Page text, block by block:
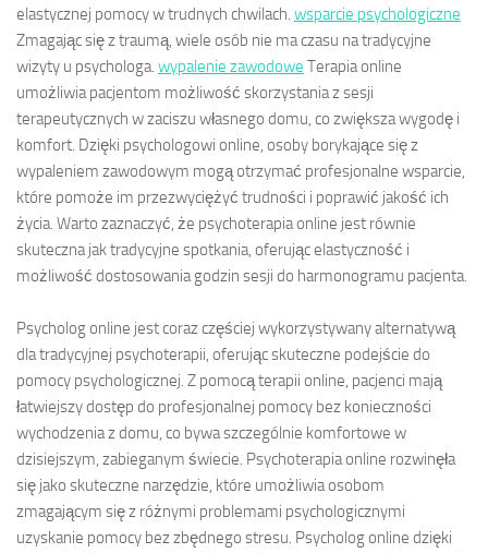
elastycznej pomocy w trudnych chwilach. wsparcie psychologiczne
Zmagając się z traumą, wiele osób nie ma czasu na tradycyjne
wizyty u psychologa. wypalenie zawodowe Terapia online
umożliwia pacjentom możliwość skorzystania z sesji
terapeutycznych w zaciszu własnego domu, co zwiększa wygodę i
komfort. Dzięki psychologowi online, osoby borykające się z
wypaleniem zawodowym mogą otrzymać profesjonalne wsparcie,
które pomoże im przezwyciężyć trudności i poprawić jakość ich
życia. Warto zaznaczyć, że psychoterapia online jest równie
skuteczna jak tradycyjne spotkania, oferując elastyczność i
możliwość dostosowania godzin sesji do harmonogramu pacjenta.
Psycholog online jest coraz częściej wykorzystywany alternatywą
dla tradycyjnej psychoterapii, oferując skuteczne podejście do
pomocy psychologicznej. Z pomocą terapii online, pacjenci mają
łatwiejszy dostęp do profesjonalnej pomocy bez konieczności
wychodzenia z domu, co bywa szczególnie komfortowe w
dzisiejszym, zabieganym świecie. Psychoterapia online rozwinęła
się jako skuteczne narzędzie, które umożliwia osobom
zmagającym się z różnymi problemami psychologicznymi
uzyskanie pomocy bez zbędnego stresu. Psycholog online dzięki